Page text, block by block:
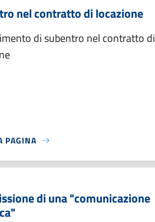
nel contratto di locazione
di subentro nel contratto di
PAGINA
di una "comunicazione